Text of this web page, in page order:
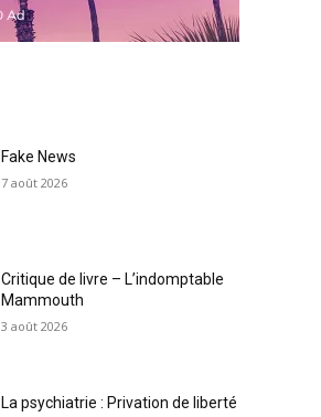
Fake News
7 août 2026
Critique de livre – L’indomptable
Mammouth
3 août 2026
La psychiatrie : Privation de liberté